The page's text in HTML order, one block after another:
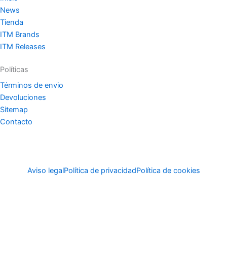
News
Tienda
ITM Brands
ITM Releases
Políticas
Términos de envio
Devoluciones
Sitemap
Contacto
Aviso legalPolítica de privacidadPolítica de cookies